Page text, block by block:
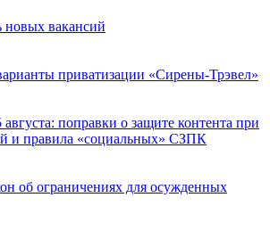
вакансий
приватизации «Сирены-Трэвел»
поправки о защите контента при
и правила «социальных» СЗПК
об ограничениях для осужденных